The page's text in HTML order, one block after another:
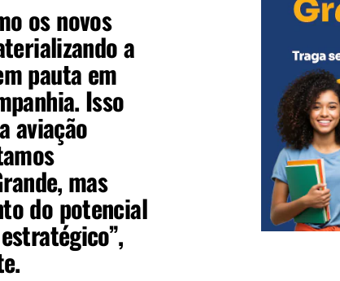
os novos
a
pauta em
Isso
aviação
mas
do potencial